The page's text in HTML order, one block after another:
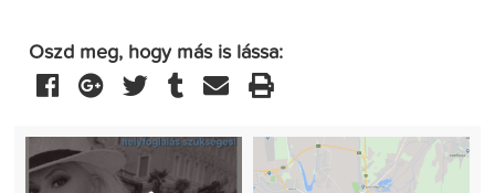
Oszd meg, hogy más is lássa: